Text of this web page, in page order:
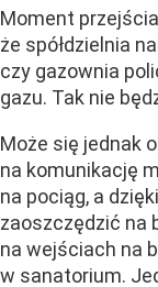
Moment
że spółdzielnia
czy gazownia
gazu. Tak nie
Może się jednak
na komunikację
na pociąg, a
zaoszczędzić na
na wejściach na
w sanatorium.